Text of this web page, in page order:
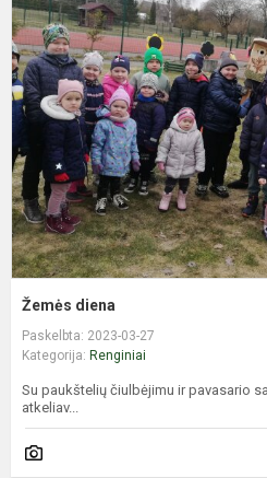
Žemės diena
Paskelbta: 2023-03-27
Kategorija: Renginiai
Su paukštelių čiulbėjimu ir pavasario
atkeliav...